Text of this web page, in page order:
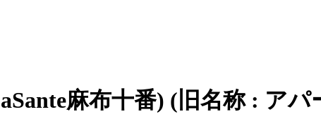
麻布十番) (旧名称 : ア